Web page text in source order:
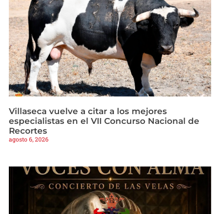
Villaseca vuelve a citar a los mejores
especialistas en el VII Concurso Nacional de
Recortes
agosto 6, 2026